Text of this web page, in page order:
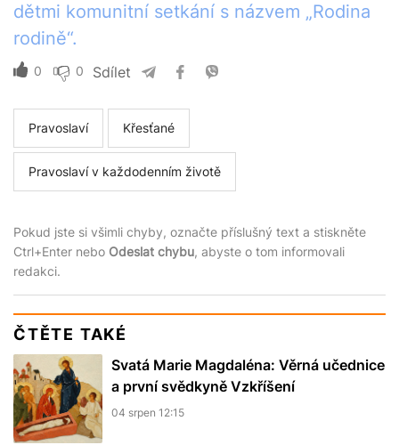
dětmi komunitní setkání s názvem „Rodina
rodině“.
0 0 Sdílet
Pravoslaví Křesťané
Pravoslaví v každodenním životě
Pokud jste si všimli chyby, označte příslušný text a stiskněte
Ctrl+Enter nebo Odeslat chybu, abyste o tom informovali
redakci.
ČTĚTE TAKÉ
Svatá Marie Magdaléna: Věrná učednice
a první svědkyně Vzkříšení
04 srpen 12:15